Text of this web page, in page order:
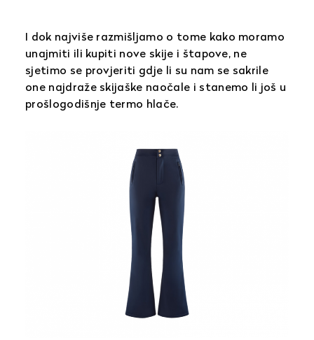
I dok najviše razmišljamo o tome kako moramo
unajmiti ili kupiti nove skije i štapove, ne
sjetimo se provjeriti gdje li su nam se sakrile
one najdraže skijaške naočale i stanemo li još u
prošlogodišnje termo hlače.